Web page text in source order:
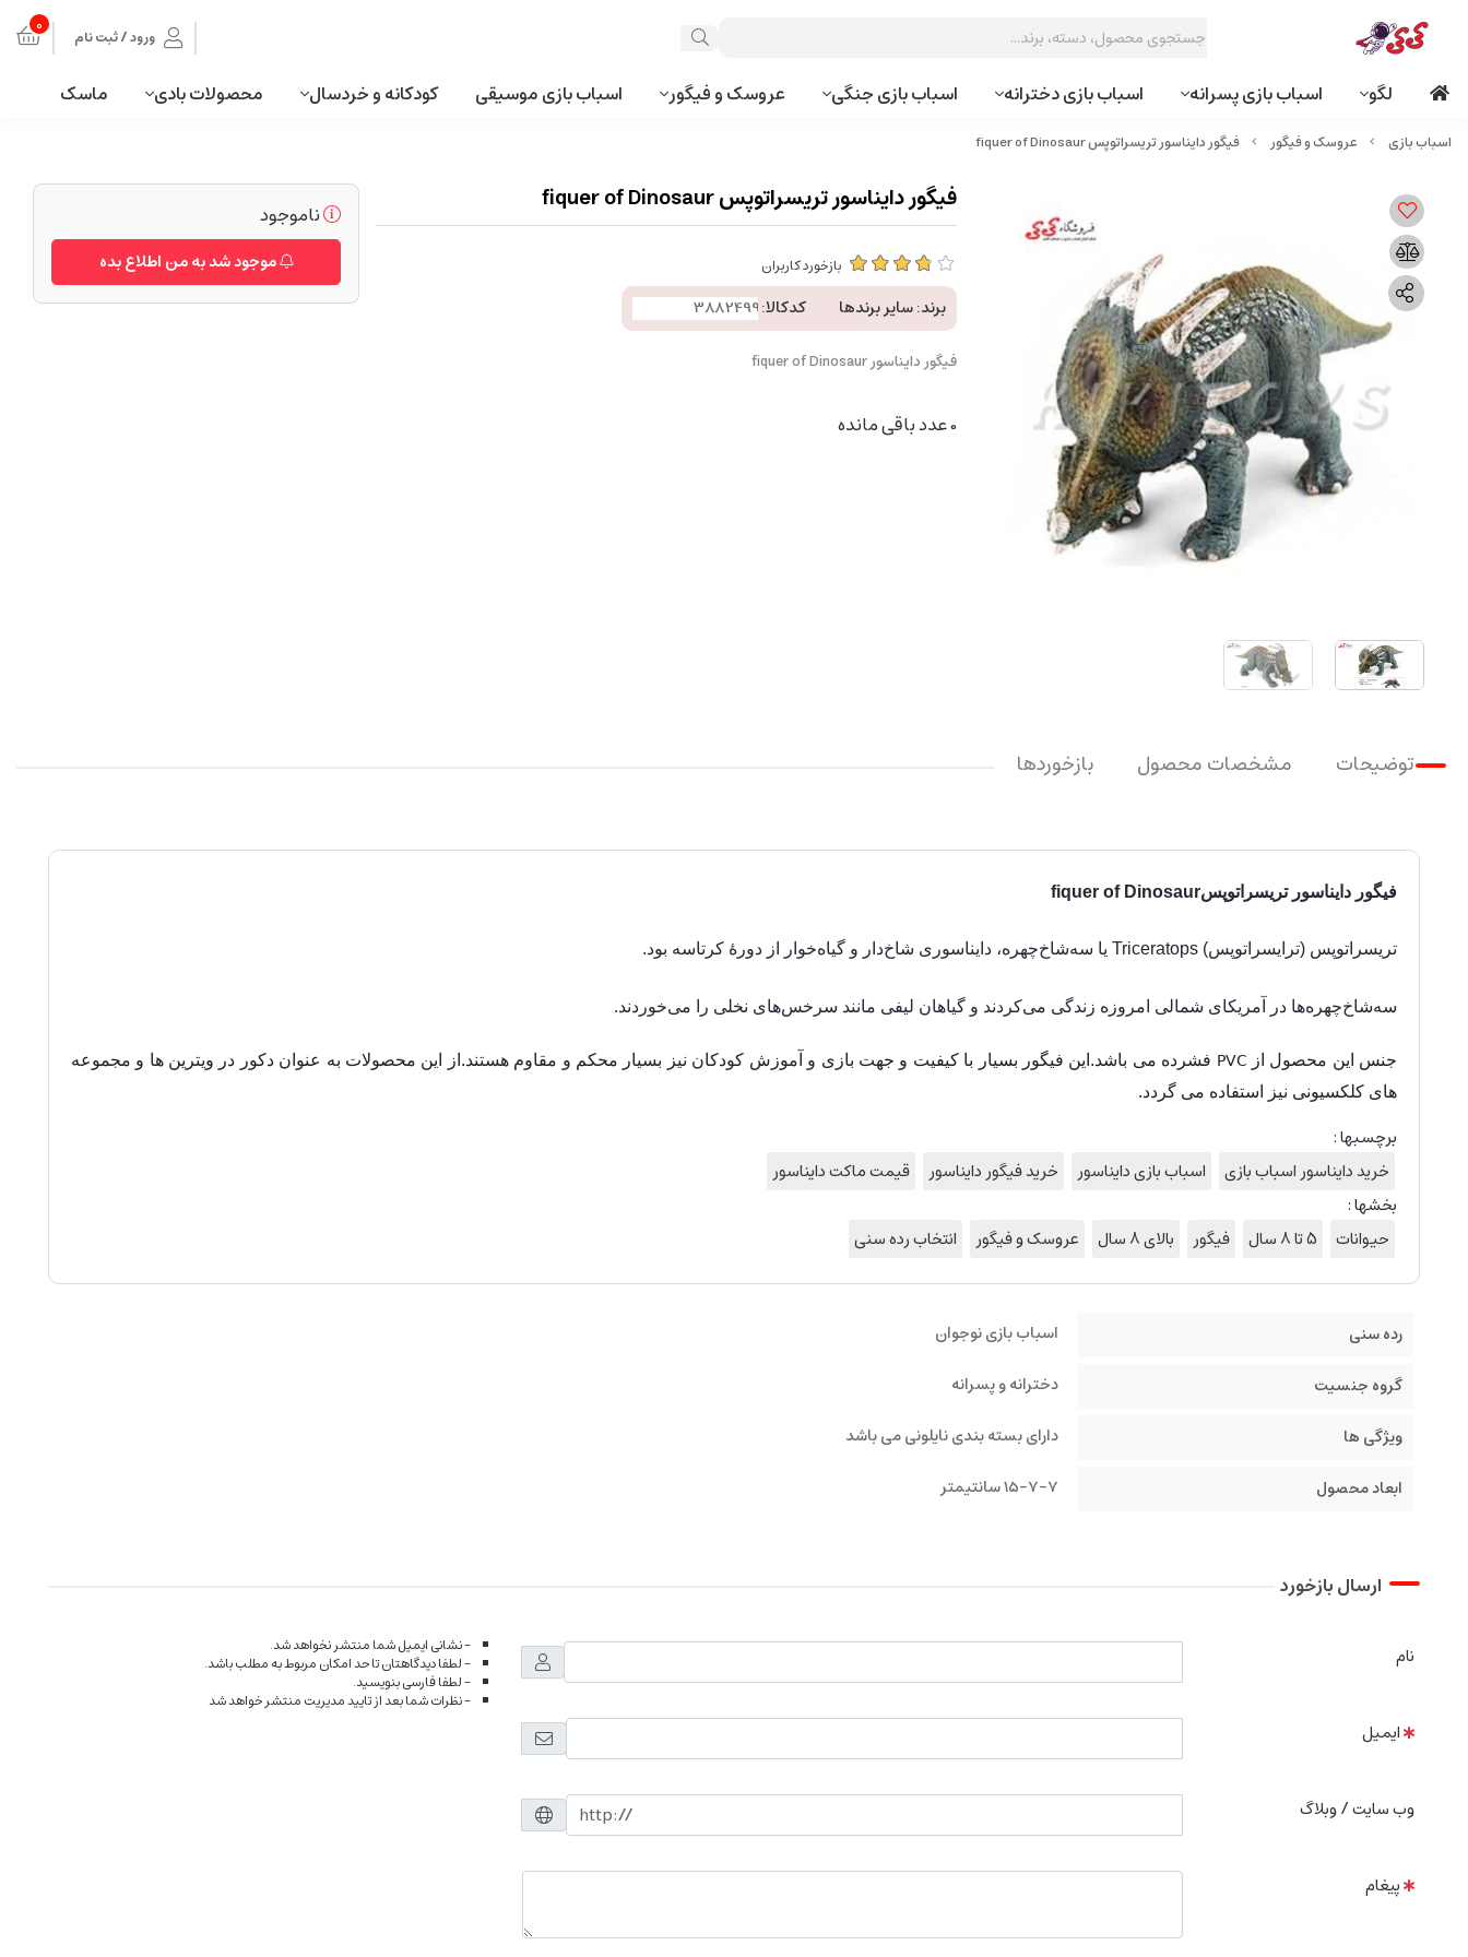
ورود / ثبت نام 0
لگو اسباب بازی پسرانه اسباب بازی دخترانه اسباب بازی جنگی عروسک و فیگور اسباب بازی موسیقی کودکانه و خردسال محصولات بادی ماسک
عروسک و فیگور فیگور دایناسور تریسراتوپس fiquer of Dinosaur
فیگور دایناسور تریسراتوپس fiquer of Dinosaur
بازخورد کاربران
برند:سایر برندها کدکالا:
فیگور دایناسور fiquer of Dinosaur
0عدد باقی مانده
ناموجود
موجود شد به من اطلاع بده
توضیحات مشخصات محصول بازخوردها
فیگور دایناسورتریسراتوپسfiquer of Dinosaur
تریسراتوپس (ترایسراتوپس) Triceratops یا سه‌شاخ‌چهره، دایناسوری شاخ‌دار و گیاه‌خوار از دورهٔ کرتاسه بود.
سه‌شاخ‌چهره‌ها در آمریکای شمالی امروزه زندگی می‌کردند و گیاهان لیفی مانند سرخس‌های نخلی را می‌خوردند.
جنس این محصول از PVC فشرده می باشد.این فیگور بسیار با کیفیت و جهت بازی و آموزش کودکان نیز بسیار محکم و مقاوم هستند.از این محصولات به عنوان دکور در ویترین ها و مجموعه
های کلکسیونی نیز استفاده می گردد.
برچسبها :
خرید دایناسور اسباب بازی
اسباب بازی دایناسور خرید فیگور دایناسور
قیمت ماکت دایناسور
بخشها :
حیوانات
5 تا 8 سال فیگور بالای 8 سال عروسک و فیگور انتخاب رده سنی
رده سنی
اسباب بازی نوجوان
گروه جنسیت
دخترانه و پسرانه
ویژگی ها
دارای بسته بندی نایلونی می باشد
ابعاد محصول
15-7-7 سانتیمتر
ارسال بازخورد
نام
ایمیل
وب سایت / وبلاگ
پیغام
- نشانی ایمیل شما منتشر نخواهد شد.
- لطفا دیدگاهتان تا حد امکان مربوط به مطلب باشد.
- لطفا فارسی بنویسید.
- نظرات شما بعد از تایید مدیریت منتشر خواهد شد